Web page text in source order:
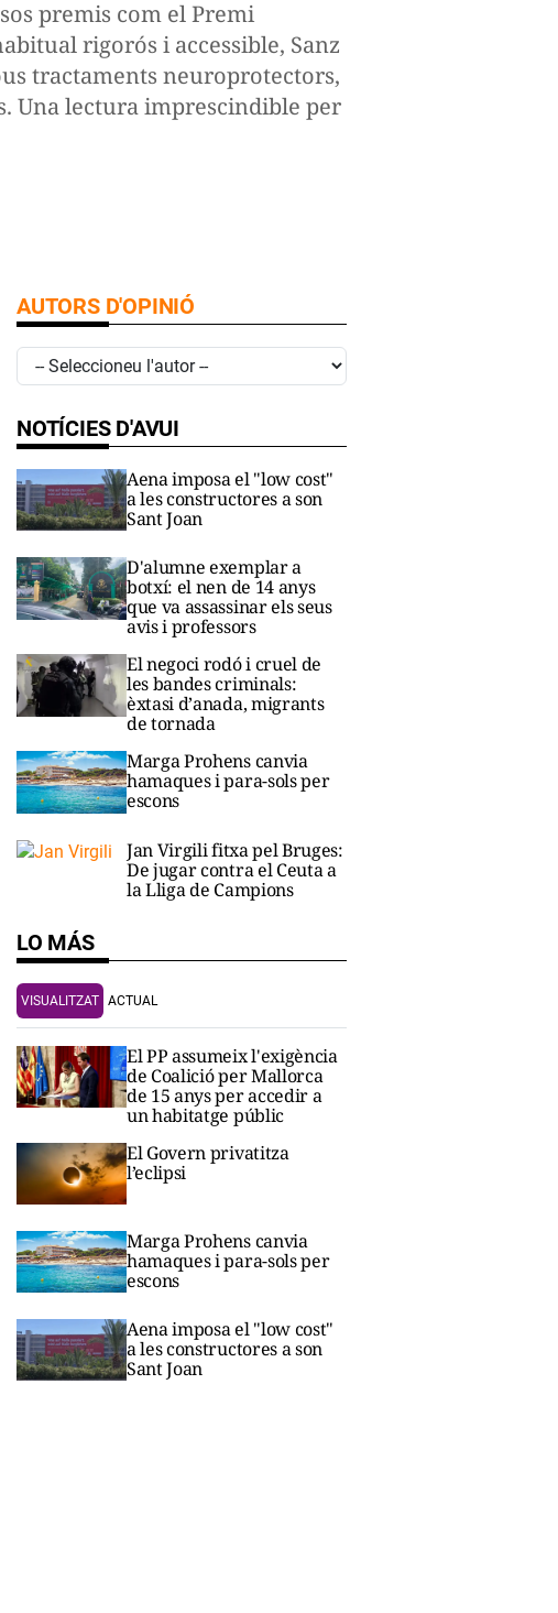
premis com el Premi
rigorós i accessible, Sanz
tractaments neuroprotectors,
Una lectura imprescindible per
AUTORS D'OPINIÓ
NOTÍCIES D'AVUI
Aena imposa el "low cost"
a les constructores a son
Sant Joan
D'alumne exemplar a
botxí: el nen de 14 anys
que va assassinar els seus
avis i professors
El negoci rodó i cruel de
les bandes criminals:
èxtasi d’anada, migrants
de tornada
Marga Prohens canvia
hamaques i para-sols per
escons
Jan Virgili fitxa pel Bruges:
De jugar contra el Ceuta a
la Lliga de Campions
LO MÁS
VISUALITZAT ACTUAL
El PP assumeix l'exigència
de Coalició per Mallorca
de 15 anys per accedir a
un habitatge públic
El Govern privatitza
l’eclipsi
Marga Prohens canvia
hamaques i para-sols per
escons
Aena imposa el "low cost"
a les constructores a son
Sant Joan